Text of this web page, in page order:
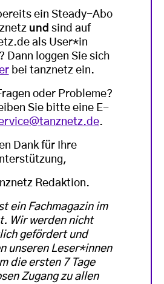
ein Steady-Abo
und sind auf
als User*in
Dann loggen Sie sich
bei tanznetz ein.
oder Probleme?
Sie bitte eine E-
.
Dank für Ihre
Redaktion.
ein Fachmagazin im
Wir werden nicht
gefördert und
unseren Leser*innen
die ersten 7 Tage
Zugang zu allen